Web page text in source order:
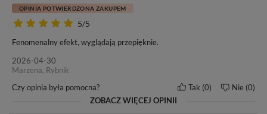
Do każdego zakupu dołączamy ulotkę dotyczącą zasad
pielęgnacji i użytkowania włosów marki BestHair.
5/5
OPINIA POTWIERDZONA ZAKUPEM
Fenomenalny efekt, wyglądają przepięknie.
2026-04-30
Marzena, Rybnik
Czy opinia była pomocna?
Tak 0 Nie 0
ZOBACZ WIĘCEJ OPINII